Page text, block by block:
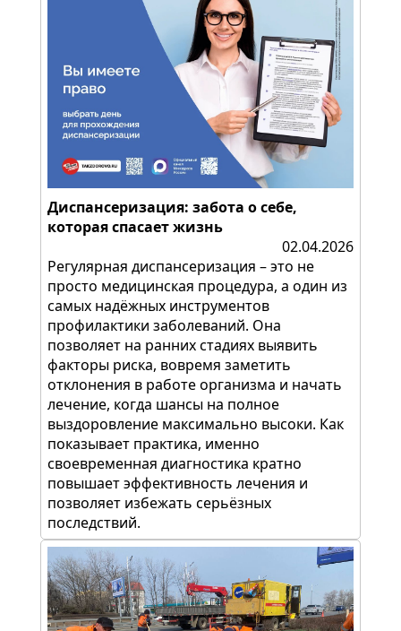
Диспансеризация: забота о себе,
которая спасает жизнь
02.04.2026
Регулярная диспансеризация – это не
просто медицинская процедура, а один из
самых надёжных инструментов
профилактики заболеваний. Она
позволяет на ранних стадиях выявить
факторы риска, вовремя заметить
отклонения в работе организма и начать
лечение, когда шансы на полное
выздоровление максимально высоки. Как
показывает практика, именно
своевременная диагностика кратно
повышает эффективность лечения и
позволяет избежать серьёзных
последствий.